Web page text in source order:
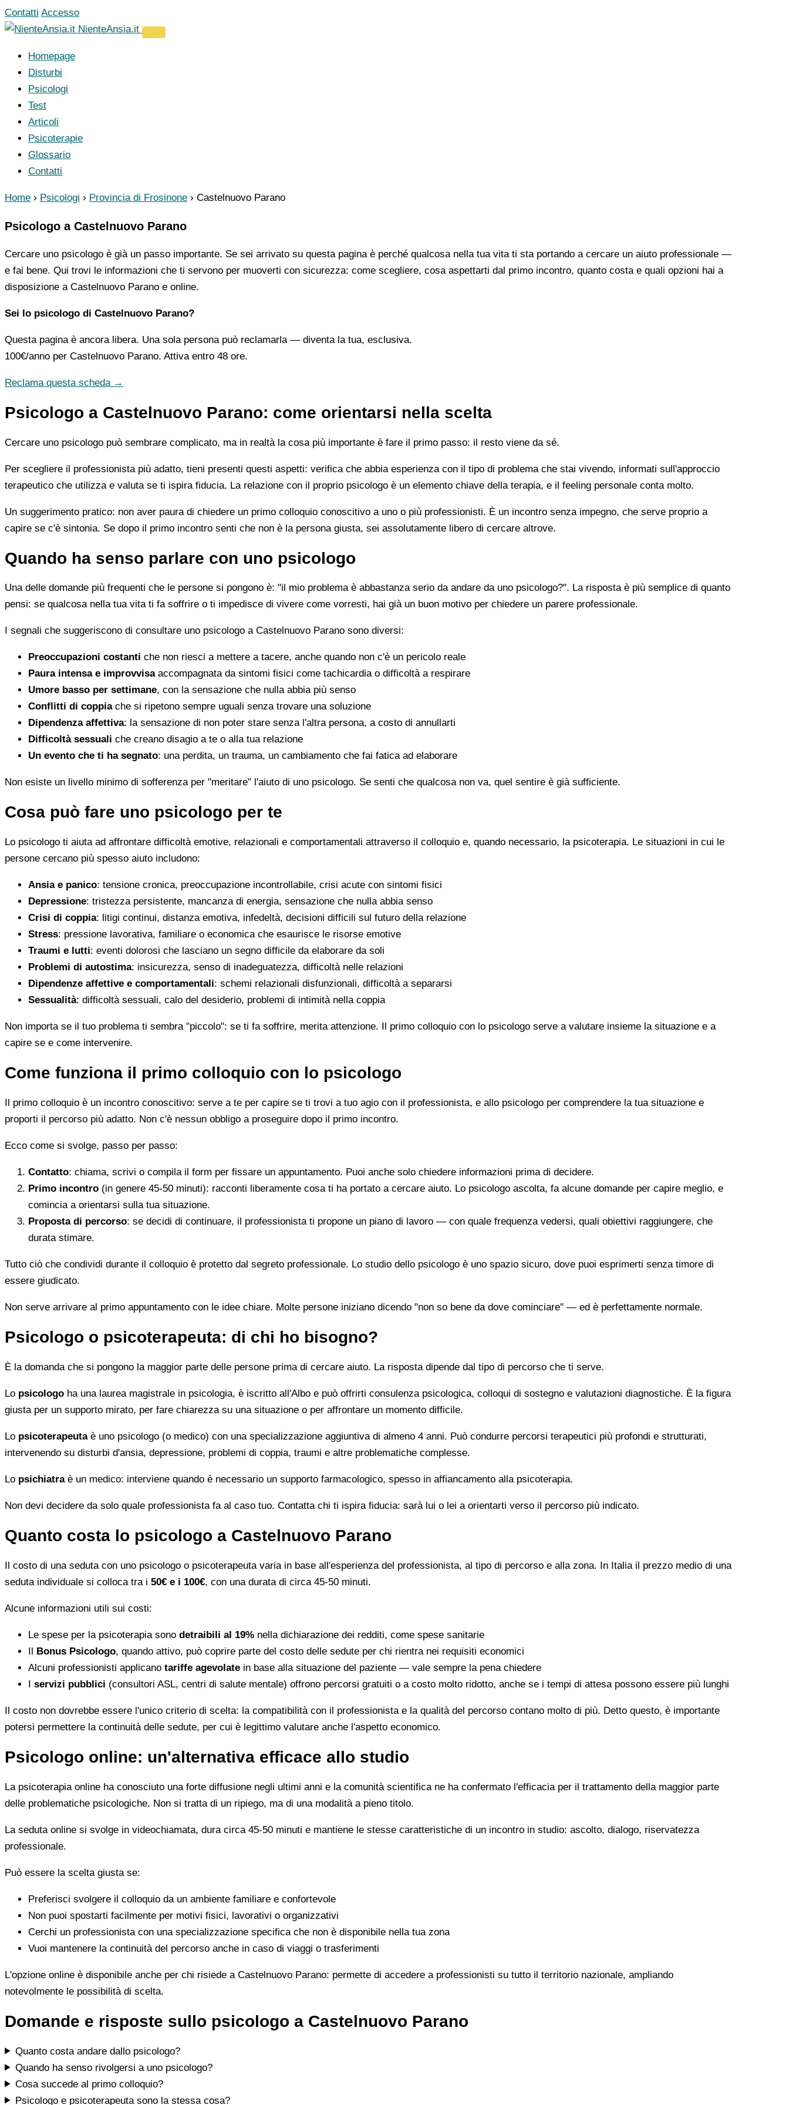
Vai
al
Contatti Accesso
NienteAnsia.it
Homepage
Disturbi
Psicologi
Test
Articoli
Psicoterapie
Glossario
Contatti
Home › Psicologi › Provincia di Frosinone › Castelnuovo Parano
Psicologo a Castelnuovo Parano
Cercare uno psicologo è già un passo importante. Se sei arrivato su questa pagina è perché qualcosa nella tua vita ti sta portando a cercare un aiuto professionale —
e fai bene. Qui trovi le informazioni che ti servono per muoverti con sicurezza: come scegliere, cosa aspettarti dal primo incontro, quanto costa e quali opzioni hai a
disposizione a Castelnuovo Parano e online.
Sei lo psicologo di Castelnuovo Parano?
Questa pagina è ancora libera. Una sola persona può reclamarla — diventa la tua, esclusiva.
100€/anno per Castelnuovo Parano. Attiva entro 48 ore.
Reclama questa scheda →
Psicologo a Castelnuovo Parano: come orientarsi nella scelta
Cercare uno psicologo può sembrare complicato, ma in realtà la cosa più importante è fare il primo passo: il resto viene da sé.
Per scegliere il professionista più adatto, tieni presenti questi aspetti: verifica che abbia esperienza con il tipo di problema che stai vivendo, informati sull'approccio
terapeutico che utilizza e valuta se ti ispira fiducia. La relazione con il proprio psicologo è un elemento chiave della terapia, e il feeling personale conta molto.
Un suggerimento pratico: non aver paura di chiedere un primo colloquio conoscitivo a uno o più professionisti. È un incontro senza impegno, che serve proprio a
capire se c'è sintonia. Se dopo il primo incontro senti che non è la persona giusta, sei assolutamente libero di cercare altrove.
Quando ha senso parlare con uno psicologo
Una delle domande più frequenti che le persone si pongono è: "il mio problema è abbastanza serio da andare da uno psicologo?". La risposta è più semplice di quanto
pensi: se qualcosa nella tua vita ti fa soffrire o ti impedisce di vivere come vorresti, hai già un buon motivo per chiedere un parere professionale.
I segnali che suggeriscono di consultare uno psicologo a Castelnuovo Parano sono diversi:
Preoccupazioni costanti che non riesci a mettere a tacere, anche quando non c'è un pericolo reale
Paura intensa e improvvisaaccompagnata da sintomi fisici come tachicardia o difficoltà a respirare
Umore basso per settimane, con la sensazione che nulla abbia più senso
Conflitti di coppiache si ripetono sempre uguali senza trovare una soluzione
Dipendenza affettiva: la sensazione di non poter stare senza l'altra persona, a costo di annullarti
Difficoltà sessuali che creano disagio a te o alla tua relazione
Un evento che ti ha segnato: una perdita, un trauma, un cambiamento che fai fatica ad elaborare
Non esiste un livello minimo di sofferenza per "meritare" l'aiuto di uno psicologo. Se senti che qualcosa non va, quel sentire è già sufficiente.
Cosa può fare uno psicologo per te
Lo psicologo ti aiuta ad affrontare difficoltà emotive, relazionali e comportamentali attraverso il colloquio e, quando necessario, la psicoterapia. Le situazioni in cui le
persone cercano più spesso aiuto includono:
Ansia e panico: tensione cronica, preoccupazione incontrollabile, crisi acute con sintomi fisici
Depressione: tristezza persistente, mancanza di energia, sensazione che nulla abbia senso
Crisi di coppia: litigi continui, distanza emotiva, infedeltà, decisioni difficili sul futuro della relazione
Stress: pressione lavorativa, familiare o economica che esaurisce le risorse emotive
Traumi e lutti: eventi dolorosi che lasciano un segno difficile da elaborare da soli
Problemi di autostima: insicurezza, senso di inadeguatezza, difficoltà nelle relazioni
Dipendenze affettive e comportamentali: schemi relazionali disfunzionali, difficoltà a separarsi
Sessualità: difficoltà sessuali, calo del desiderio, problemi di intimità nella coppia
Non importa se il tuo problema ti sembra "piccolo": se ti fa soffrire, merita attenzione. Il primo colloquio con lo psicologo serve a valutare insieme la situazione e a
capire se e come intervenire.
Come funziona il primo colloquio con lo psicologo
Il primo colloquio è un incontro conoscitivo: serve a te per capire se ti trovi a tuo agio con il professionista, e allo psicologo per comprendere la tua situazione e
proporti il percorso più adatto. Non c'è nessun obbligo a proseguire dopo il primo incontro.
Ecco come si svolge, passo per passo:
Contatto: chiama, scrivi o compila il form per fissare un appuntamento. Puoi anche solo chiedere informazioni prima di decidere.
Primo incontro (in genere 45-50 minuti): racconti liberamente cosa ti ha portato a cercare aiuto. Lo psicologo ascolta, fa alcune domande per capire meglio, e
comincia a orientarsi sulla tua situazione.
Proposta di percorso: se decidi di continuare, il professionista ti propone un piano di lavoro — con quale frequenza vedersi, quali obiettivi raggiungere, che
durata stimare.
Tutto ciò che condividi durante il colloquio è protetto dal segreto professionale. Lo studio dello psicologo è uno spazio sicuro, dove puoi esprimerti senza timore di
essere giudicato.
Non serve arrivare al primo appuntamento con le idee chiare. Molte persone iniziano dicendo "non so bene da dove cominciare" — ed è perfettamente normale.
Psicologo o psicoterapeuta: di chi ho bisogno?
È la domanda che si pongono la maggior parte delle persone prima di cercare aiuto. La risposta dipende dal tipo di percorso che ti serve.
Lo psicologo ha una laurea magistrale in psicologia, è iscritto all'Albo e può offrirti consulenza psicologica, colloqui di sostegno e valutazioni diagnostiche. È la figura
giusta per un supporto mirato, per fare chiarezza su una situazione o per affrontare un momento difficile.
Lo psicoterapeutaè uno psicologo (o medico) con una specializzazione aggiuntiva di almeno 4 anni. Può condurre percorsi terapeutici più profondi e strutturati,
intervenendo su disturbi d'ansia, depressione, problemi di coppia, traumi e altre problematiche complesse.
Lo psichiatraè un medico: interviene quando è necessario un supporto farmacologico, spesso in affiancamento alla psicoterapia.
Non devi decidere da solo quale professionista fa al caso tuo. Contatta chi ti ispira fiducia: sarà lui o lei a orientarti verso il percorso più indicato.
Quanto costa lo psicologo a Castelnuovo Parano
Il costo di una seduta con uno psicologo o psicoterapeuta varia in base all'esperienza del professionista, al tipo di percorso e alla zona. In Italia il prezzo medio di una
seduta individuale si colloca tra i 50€ e i 100€, con una durata di circa 45-50 minuti.
Alcune informazioni utili sui costi:
Le spese per la psicoterapia sono detraibili al 19% nella dichiarazione dei redditi, come spese sanitarie
Il Bonus Psicologo, quando attivo, può coprire parte del costo delle sedute per chi rientra nei requisiti economici
Alcuni professionisti applicano tariffe agevolate in base alla situazione del paziente — vale sempre la pena chiedere
I servizi pubblici (consultori ASL, centri di salute mentale) offrono percorsi gratuiti o a costo molto ridotto, anche se i tempi di attesa possono essere più lunghi
Il costo non dovrebbe essere l'unico criterio di scelta: la compatibilità con il professionista e la qualità del percorso contano molto di più. Detto questo, è importante
potersi permettere la continuità delle sedute, per cui è legittimo valutare anche l'aspetto economico.
Psicologo online: un'alternativa efficace allo studio
La psicoterapia online ha conosciuto una forte diffusione negli ultimi anni e la comunità scientifica ne ha confermato l'efficacia per il trattamento della maggior parte
delle problematiche psicologiche. Non si tratta di un ripiego, ma di una modalità a pieno titolo.
La seduta online si svolge in videochiamata, dura circa 45-50 minuti e mantiene le stesse caratteristiche di un incontro in studio: ascolto, dialogo, riservatezza
professionale.
Può essere la scelta giusta se:
Preferisci svolgere il colloquio da un ambiente familiare e confortevole
Non puoi spostarti facilmente per motivi fisici, lavorativi o organizzativi
Cerchi un professionista con una specializzazione specifica che non è disponibile nella tua zona
Vuoi mantenere la continuità del percorso anche in caso di viaggi o trasferimenti
L'opzione online è disponibile anche per chi risiede a Castelnuovo Parano: permette di accedere a professionisti su tutto il territorio nazionale, ampliando
notevolmente le possibilità di scelta.
Domande e risposte sullo psicologo a Castelnuovo Parano
Quanto costa andare dallo psicologo?
Quando ha senso rivolgersi a uno psicologo?
Cosa succede al primo colloquio?
Psicologo e psicoterapeuta sono la stessa cosa?